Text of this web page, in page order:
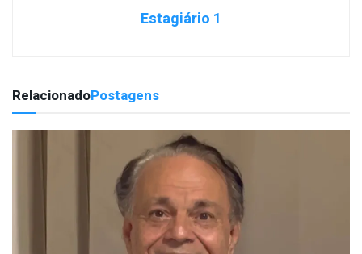
Estagiário 1
RelacionadoPostagens